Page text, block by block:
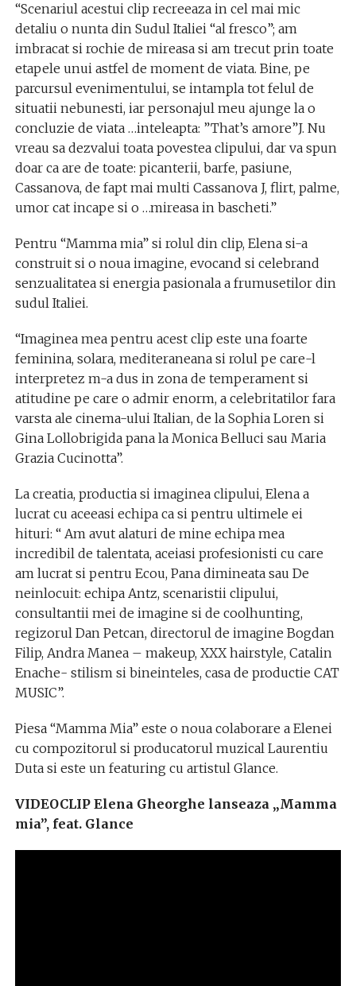
“Scenariul acestui clip recreeaza in cel mai mic
detaliu o nunta din Sudul Italiei “al fresco”; am
imbracat si rochie de mireasa si am trecut prin toate
etapele unui astfel de moment de viata. Bine, pe
parcursul evenimentului, se intampla tot felul de
situatii nebunesti, iar personajul meu ajunge la o
concluzie de viata …inteleapta: ”That’s amore”J. Nu
vreau sa dezvalui toata povestea clipului, dar va spun
doar ca are de toate: picanterii, barfe, pasiune,
Cassanova, de fapt mai multi Cassanova J, flirt, palme,
umor cat incape si o …mireasa in bascheti.”
Pentru “Mamma mia” si rolul din clip, Elena si-a
construit si o noua imagine, evocand si celebrand
senzualitatea si energia pasionala a frumusetilor din
sudul Italiei.
“Imaginea mea pentru acest clip este una foarte
feminina, solara, mediteraneana si rolul pe care-l
interpretez m-a dus in zona de temperament si
atitudine pe care o admir enorm, a celebritatilor fara
varsta ale cinema-ului Italian, de la Sophia Loren si
Gina Lollobrigida pana la Monica Belluci sau Maria
Grazia Cucinotta”.
La creatia, productia si imaginea clipului, Elena a
lucrat cu aceeasi echipa ca si pentru ultimele ei
hituri: “ Am avut alaturi de mine echipa mea
incredibil de talentata, aceiasi profesionisti cu care
am lucrat si pentru Ecou, Pana dimineata sau De
neinlocuit: echipa Antz, scenaristii clipului,
consultantii mei de imagine si de coolhunting,
regizorul Dan Petcan, directorul de imagine Bogdan
Filip, Andra Manea – makeup, XXX hairstyle, Catalin
Enache- stilism si bineinteles, casa de productie CAT
MUSIC”.
Piesa “Mamma Mia” este o noua colaborare a Elenei
cu compozitorul si producatorul muzical Laurentiu
Duta si este un featuring cu artistul Glance.
VIDEOCLIP Elena Gheorghe lanseaza „Mamma
mia”, feat. Glance